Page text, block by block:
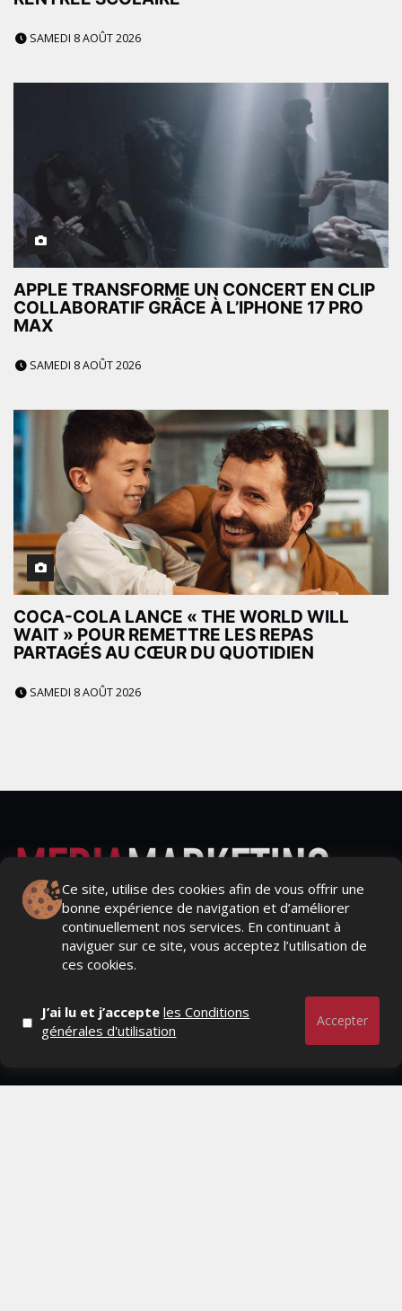
SAMEDI 8 AOÛT 2026
APPLE TRANSFORME UN CONCERT EN CLIP
COLLABORATIF GRÂCE À L’IPHONE 17 PRO
MAX
SAMEDI 8 AOÛT 2026
COCA-COLA LANCE « THE WORLD WILL
WAIT » POUR REMETTRE LES REPAS
PARTAGÉS AU CŒUR DU QUOTIDIEN
SAMEDI 8 AOÛT 2026
Ce site, utilise des cookies afin de vous offrir une
bonne expérience de navigation et d’améliorer
continuellement nos services. En continuant à
naviguer sur ce site, vous acceptez l’utilisation de
ces cookies.
J’ai lu et j’accepteles Conditions
générales d'utilisation
Accepter
Actualités Média, Actualités Com/Market/Ntic, Actualités
Distrib, Dossier, Interview, Stratégies, Communication,
Marques avenue, Relations presse, Créa, Baromètre,
People, Métier, Profil...
RESTER CONNECTÉ